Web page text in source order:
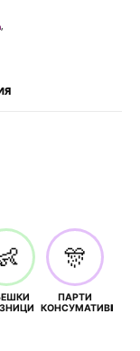
,
🎊
ПАРТИ
КОНСУМАТИВИ